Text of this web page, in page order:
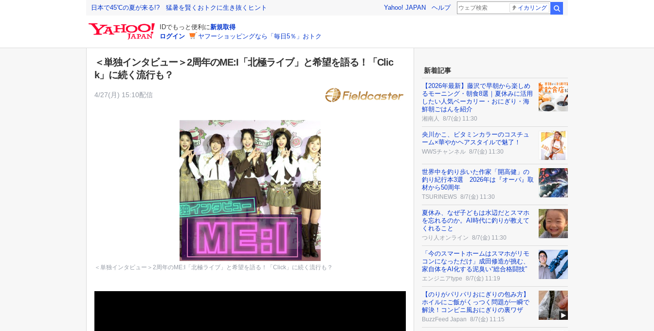
日本で45℃の夏が来る!? 猛暑を賢くおトクに生き抜くヒント Yahoo! JAPAN ヘルプ イカリング
IDでもっと便利に新規取得
ログイン
ヤフーショッピングなら「毎日5％」おトク
＜単独インタビュー＞2周年のME:I「北極ライブ」と希望を語る！「Clic
k」に続く流行も？
4/27(月) 15:10配信
＜単独インタビュー＞2周年のME:I「北極ライブ」と希望を語る！「Click」に続く流行も？
新着記事
【2026年最新】藤沢で早朝から楽しめ
るモーニング・朝食8選｜夏休みに活用
したい人気ベーカリー・おにぎり・海
鮮朝ごはんを紹介
湘南人 8/7(金) 11:30
央川かこ、ビタミンカラーのコスチュ
ーム×華やかヘアスタイルで魅了！
WWSチャンネル 8/7(金) 11:30
世界中を釣り歩いた作家「開高健」の
釣り紀行本3選 2026年は『オーパ』取
材から50周年
TSURINEWS 8/7(金) 11:30
夏休み、なぜ子どもは水辺だとスマホ
を忘れるのか。AI時代に釣りが教えて
くれること
つり人オンライン 8/7(金) 11:30
「今のスマートホームはスマホがリモ
コンになっただけ」成田修造が挑む、
家自体をAI化する泥臭い“総合格闘技”
エンジニアtype 8/7(金) 11:19
【のりがパリパリおにぎりの包み方】
ホイルにご飯がくっつく問題が一瞬で
解決！コンビニ風おにぎりの裏ワザ
BuzzFeed Japan 8/7(金) 11:15